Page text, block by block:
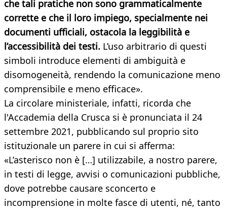
che tali pratiche non sono grammaticalmente
corrette e che il loro impiego, specialmente nei
documenti ufficiali, ostacola la leggibilità e
l’accessibilità dei testi. L’uso arbitrario di questi
simboli introduce elementi di ambiguità e
disomogeneità, rendendo la comunicazione meno
comprensibile e meno efficace».
La circolare ministeriale, infatti, ricorda che
l'Accademia della Crusca si è pronunciata il 24
settembre 2021, pubblicando sul proprio sito
istituzionale un parere in cui si afferma:
«L’asterisco non è […] utilizzabile, a nostro parere,
in testi di legge, avvisi o comunicazioni pubbliche,
dove potrebbe causare sconcerto e
incomprensione in molte fasce di utenti, né, tanto